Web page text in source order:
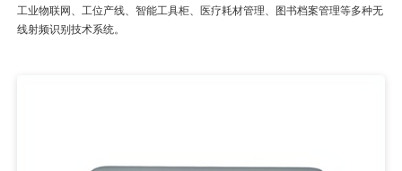
工业物联网、工位产线、智能工具柜、医疗耗材管理、图书档案管理等多种无
线射频识别技术系统。